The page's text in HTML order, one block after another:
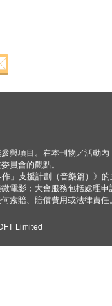
與項目。在本刊物／活動
員會的觀點。
」支援計劃（音樂篇）
電影；大會服務包括處理
索賠、賠償費用或法律責任。
Limited